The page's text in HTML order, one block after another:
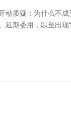
动质疑：为什么不
期委用，以至出现